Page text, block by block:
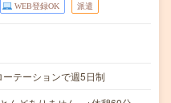
WEB登録OK 派遣
テーションで週5日制